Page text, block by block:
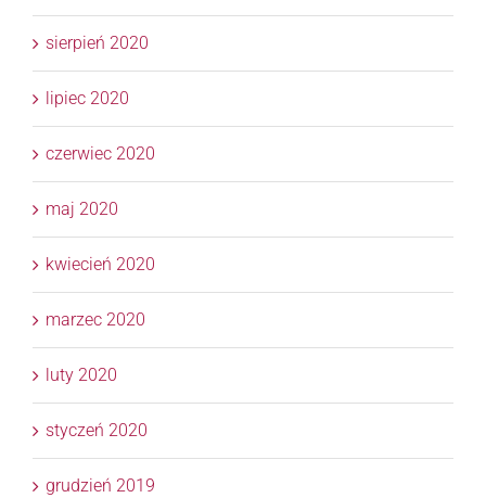
sierpień 2020
lipiec 2020
czerwiec 2020
maj 2020
kwiecień 2020
marzec 2020
luty 2020
styczeń 2020
grudzień 2019